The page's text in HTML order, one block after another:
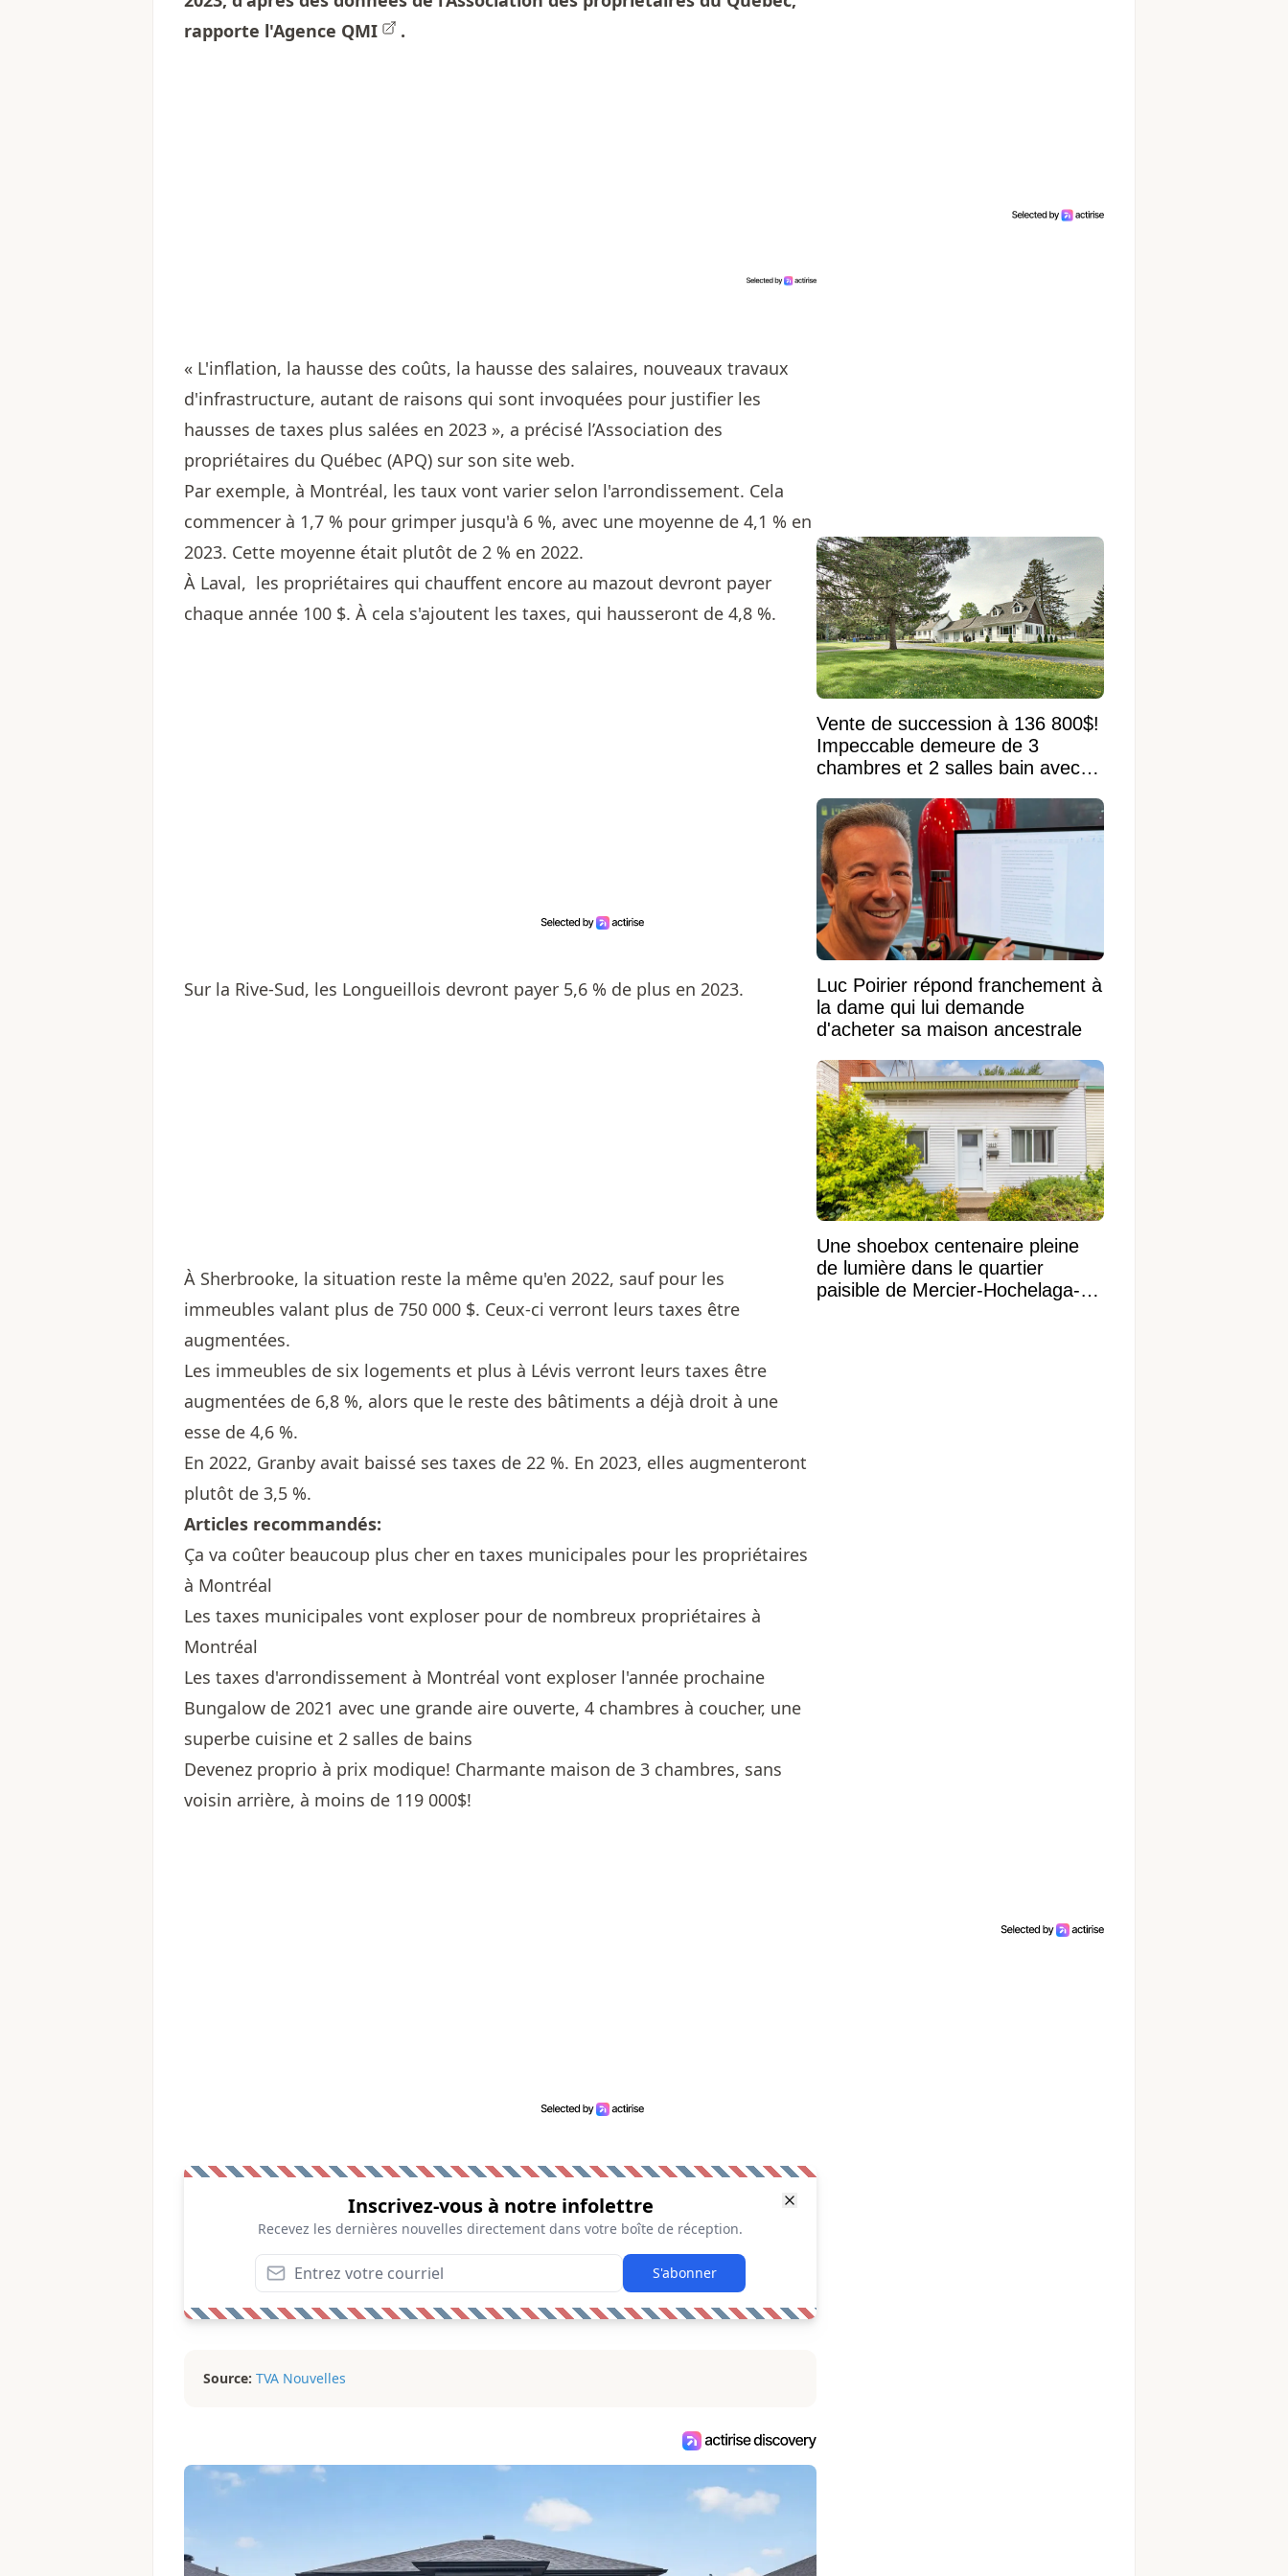
rapporte l'Agence QMI .
« L'inflation, la hausse des coûts, la hausse des salaires, nouveaux travaux
d'infrastructure, autant de raisons qui sont invoquées pour justifier les
hausses de taxes plus salées en 2023 », a précisé l’Association des
propriétaires du Québec (APQ) sur son site web.
Par exemple, à Montréal, les taux vont varier selon l'arrondissement. Cela
commencer à 1,7 % pour grimper jusqu'à 6 %, avec une moyenne de 4,1 % en
2023. Cette moyenne était plutôt de 2 % en 2022.
À Laval, les propriétaires qui chauffent encore au mazout devront payer
chaque année 100 $. À cela s'ajoutent les taxes, qui hausseront de 4,8 %.
Sur la Rive-Sud, les Longueillois devront payer 5,6 % de plus en 2023.
À Sherbrooke, la situation reste la même qu'en 2022, sauf pour les
immeubles valant plus de 750 000 $. Ceux-ci verront leurs taxes être
augmentées.
Les immeubles de six logements et plus à Lévis verront leurs taxes être
augmentées de 6,8 %, alors que le reste des bâtiments a déjà droit à une
esse de 4,6 %.
En 2022, Granby avait baissé ses taxes de 22 %. En 2023, elles augmenteront
plutôt de 3,5 %.
Articles recommandés:
Ça va coûter beaucoup plus cher en taxes municipales pour les propriétaires
à Montréal
Les taxes municipales vont exploser pour de nombreux propriétaires à
Montréal
Les taxes d'arrondissement à Montréal vont exploser l'année prochaine
Bungalow de 2021 avec une grande aire ouverte, 4 chambres à coucher, une
superbe cuisine et 2 salles de bains
Devenez proprio à prix modique! Charmante maison de 3 chambres, sans
voisin arrière, à moins de 119 000$!
Inscrivez-vous à notre infolettre
Recevez les dernières nouvelles directement dans votre boîte de réception.
S'abonner
Source: TVA Nouvelles
Vente de succession à 136 800$!
Impeccable demeure de 3
chambres et 2 salles bain avec
Luc Poirier répond franchement à
la dame qui lui demande
d'acheter sa maison ancestrale
Une shoebox centenaire pleine
de lumière dans le quartier
paisible de Mercier-Hochelaga-